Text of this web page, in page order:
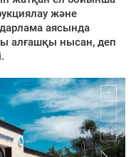
және
аясында
алғашқы нысан, деп